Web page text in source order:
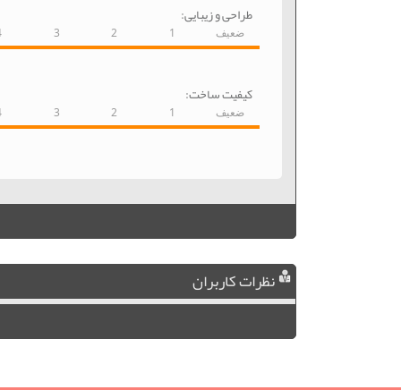
طراحی و زیبایی:
ضعیف 1
2
3
کیفیت ساخت:
ضعیف 1
2
3
نظرات کاربران